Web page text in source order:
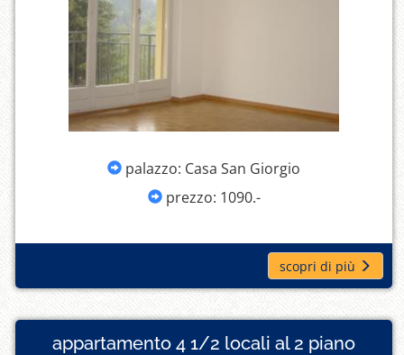
palazzo: Casa San Giorgio
prezzo: 1090.-
scopri di più
appartamento 4 1/2 locali al 2 piano